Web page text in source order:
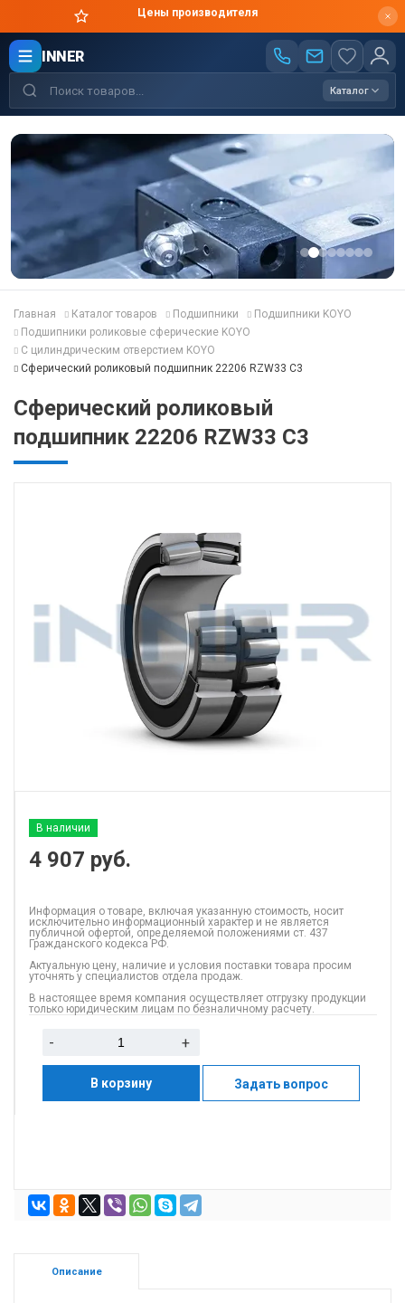
Цены производителя
INNER
Каталог
Главная Каталог товаров Подшипники
Подшипники KOYO
Подшипники роликовые сферические KOYO
С цилиндрическим отверстием KOYO
Сферический роликовый подшипник 22206 RZW33 C3
Сферический роликовый
подшипник 22206 RZW33 C3
В наличии
4 907 руб.
Информация о товаре, включая указанную стоимость, носит
исключительно информационный характер и не является
публичной офертой, определяемой положениями ст. 437
Гражданского кодекса РФ.
Актуальную цену, наличие и условия поставки товара просим
уточнять у специалистов отдела продаж.
В настоящее время компания осуществляет отгрузку продукции
только юридическим лицам по безналичному расчету.
- +
В корзину Задать вопрос
Описание